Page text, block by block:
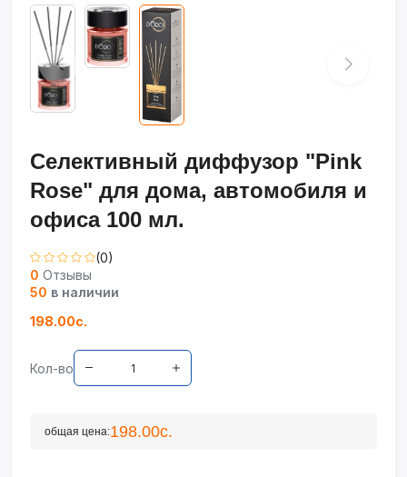
Селективный диффузор "Pink
Rose" для дома, автомобиля и
офиса 100 мл.
(0)
0 Отзывы
50 в наличии
198.00с.
Кол-во
общая цена:198.00с.